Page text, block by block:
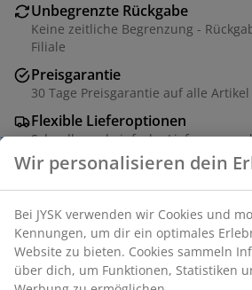
Unbegrenzte Rückgabe
Keine zeitliche Begrenzung -
Filiale
Preisgarantie
30 Tage Preisgarantie auf alle Artikel
Flexible Lieferoptionen
Schnelle und einfache Lieferung
Artikelnummer: 6886207